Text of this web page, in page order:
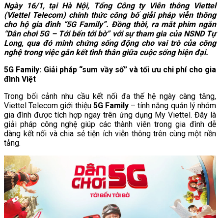
Ngày 16/1, tại Hà Nội, Tổng Công ty Viễn thông Viettel
(Viettel Telecom) chính thức công bố giải pháp viễn thông
cho hộ gia đình “5G Family”. Đồng thời, ra mắt phim ngắn
“Dân chơi 5G – Tới bến tới bờ” với sự tham gia của NSND Tự
Long, qua đó minh chứng sống động cho vai trò của công
nghệ trong việc gắn kết tình thân giữa cuộc sống hiện đại.
5G Family: Giải pháp “sum vầy số” và tối ưu chi phí cho gia
đình Việt
Trong bối cảnh nhu cầu kết nối đa thế hệ ngày càng tăng,
Viettel Telecom giới thiệu 5G Family– tính năng quản lý nhóm
gia đình được tích hợp ngay trên ứng dụng My Viettel. Đây là
giải pháp công nghệ giúp các thành viên trong gia đình dễ
dàng kết nối và chia sẻ tiện ích viễn thông trên cùng một nền
tảng.